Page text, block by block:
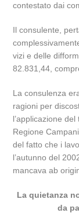
contestato dai
Il consulente,
vizi e delle
82.831,44,
La consulenza
ragioni per
l’applicazione
Regione
del fatto che i
l’autunno del
mancava ab
La quietanza
da